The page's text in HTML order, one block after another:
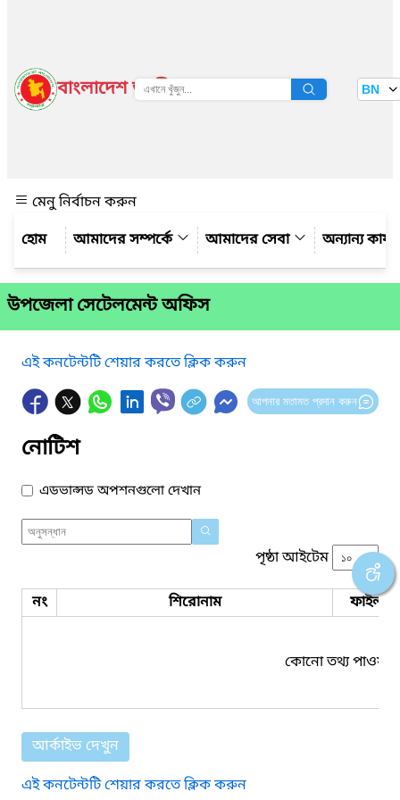
বাংলাদেশ জাতীয় তথ্য বাতায়ন BN
মেনু নির্বাচন করুন
আমাদের সম্পর্কে
আমাদের সেবা অন্যান্য
উপজেলা সেটেলমেন্ট অফিস
এই কনটেন্টটি শেয়ার করতে ক্লিক করুন
আপনার মতামত প্রদান করুন
নোটিশ
এডভান্সড অপশনগুলো দেখান
পৃষ্ঠা আইটেম
নং শিরোনাম ফাইল
কোনো তথ্য পাওয়া
আর্কাইভ দেখুন
এই কনটেন্টটি শেয়ার করতে ক্লিক করুন